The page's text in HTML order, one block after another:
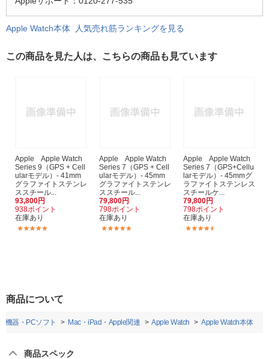
Apple Watch本体 人気売れ筋ランキングを見る
この商品を見た人は、こちらの商品も見ています
Apple Apple Watch
Series 9（GPS + Cell
ularモデル）- 41mm
グラファイトステンレ
ススチール...
93,800円
938ポイント
在庫あり
Apple Apple Watch
Series 7（GPS + Cell
ularモデル）- 45mm
グラファイトステンレ
ススチール...
79,800円
798ポイント
在庫あり
Apple Apple Watch
Series 7（GPS+Cellu
larモデル）- 45mmグ
ラファイトステンレス
スチールケ...
79,800円
798ポイント
在庫あり
商品について
機器・PCソフト Mac・iPad・Apple関連 Apple Watch Apple Watch本体
商品スペック